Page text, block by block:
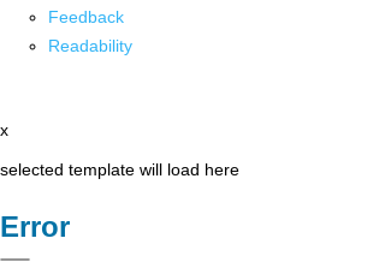
Feedback
Readability
x
selected template will load here
Error